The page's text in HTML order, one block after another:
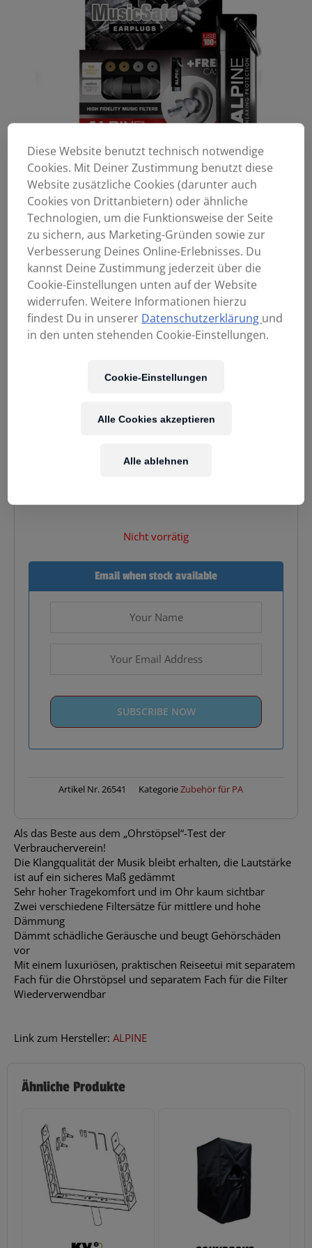
Nicht vorrätig
Email when stock available
Artikel Nr.26541 KategorieZubehör für PA
Als das Beste aus dem „Ohrstöpsel“-Test der
Verbraucherverein!
Die Klangqualität der Musik bleibt erhalten, die Lautstärke
ist auf ein sicheres Maß gedämmt
Sehr hoher Tragekomfort und im Ohr kaum sichtbar
Zwei verschiedene Filtersätze für mittlere und hohe
Dämmung
Dämmt schädliche Geräusche und beugt Gehörschäden
vor
Mit einem luxuriösen, praktischen Reiseetui mit separatem
Fach für die Ohrstöpsel und separatem Fach für die Filter
Wiederverwendbar
Link zum Hersteller: ALPINE
Ähnliche Produkte
Diese Website benutzt technisch notwendige
Cookies. Mit Deiner Zustimmung benutzt diese
Website zusätzliche Cookies (darunter auch
Cookies von Drittanbietern) oder ähnliche
Technologien, um die Funktionsweise der Seite
zu sichern, aus Marketing-Gründen sowie zur
Verbesserung Deines Online-Erlebnisses. Du
kannst Deine Zustimmung jederzeit über die
Cookie-Einstellungen unten auf der Website
widerrufen. Weitere Informationen hierzu
findest Du in unserer Datenschutzerklärung und
in den unten stehenden Cookie-Einstellungen.
Cookie-Einstellungen
Alle ablehnen
Alle Cookies akzeptieren